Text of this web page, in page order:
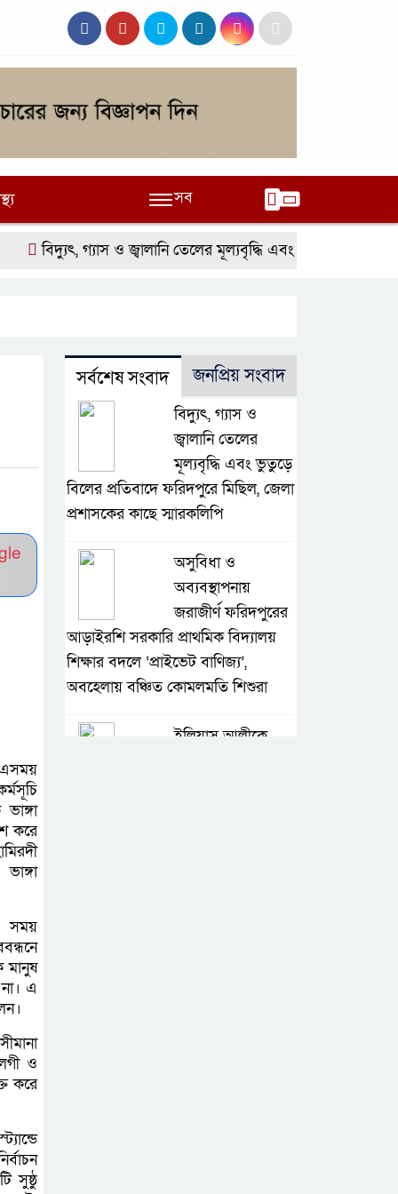
সব
বিদ্যুৎ, গ্যাস ও জ্বালানি তেলের মূল্যবৃদ্ধি এবং ভুতুড়ে বিলের
করে
সময়
মানুষ
এ
ও
করে
সুষ্ঠু
সর্বশেষ সংবাদ জনপ্রিয় সংবাদ
বিদ্যুৎ, গ্যাস ও
জ্বালানি তেলের
মূল্যবৃদ্ধি এবং ভুতুড়ে
বিলের প্রতিবাদে ফরিদপুরে মিছিল, জেলা
প্রশাসকের কাছে স্মারকলিপি
অসুবিধা ও
অব্যবস্থাপনায়
জরাজীর্ণ ফরিদপুরের
আড়াইরশি সরকারি প্রাথমিক বিদ্যালয়
শিক্ষার বদলে ‘প্রাইভেট বাণিজ্য’,
অবহেলায় বঞ্চিত কোমলমতি শিশুরা
ইলিয়াস আলীকে